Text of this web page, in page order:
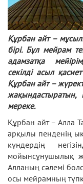
Құрбан айт –
бірі. Бұл мейрам
адамзатқа
секілді асыл
Құрбан айт –
жақындастыратын,
мереке.
Құрбан айт – Алла
арқылы пенденің
күндердің
мойынсұнушылық
Алланың сәлемі
осы мейрамның